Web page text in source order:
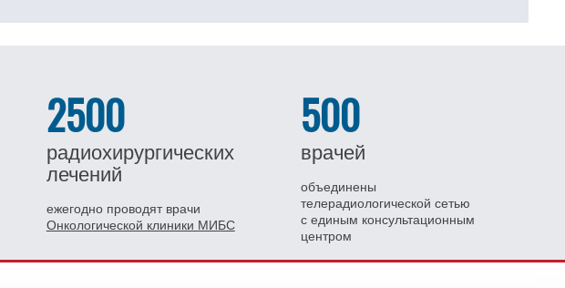
2500
радиохирургических
лечений
ежегодно проводят врачи
Онкологической клиники МИБС
500
врачей
объединены
телерадиологической сетью
с единым консультационным
центром